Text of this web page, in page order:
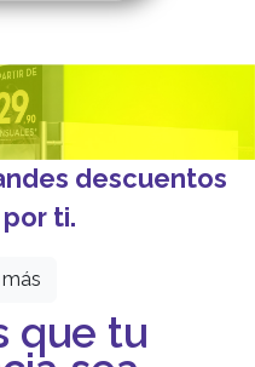
descuentos
ti.
que tu